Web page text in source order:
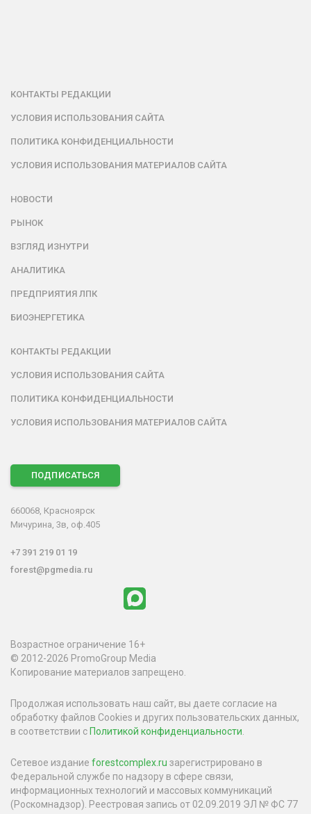
КОНТАКТЫ РЕДАКЦИИ
УСЛОВИЯ ИСПОЛЬЗОВАНИЯ САЙТА
ПОЛИТИКА КОНФИДЕНЦИАЛЬНОСТИ
УСЛОВИЯ ИСПОЛЬЗОВАНИЯ МАТЕРИАЛОВ САЙТА
НОВОСТИ
РЫНОК
ВЗГЛЯД ИЗНУТРИ
АНАЛИТИКА
ПРЕДПРИЯТИЯ ЛПК
БИОЭНЕРГЕТИКА
КОНТАКТЫ РЕДАКЦИИ
УСЛОВИЯ ИСПОЛЬЗОВАНИЯ САЙТА
ПОЛИТИКА КОНФИДЕНЦИАЛЬНОСТИ
УСЛОВИЯ ИСПОЛЬЗОВАНИЯ МАТЕРИАЛОВ САЙТА
ПОДПИСАТЬСЯ
660068, Красноярск
Мичурина, 3в, оф.405
+7 391 219 01 19
forest@pgmedia.ru
Возрастное ограничение 16+
© 2012-2026 PromoGroup Media
Копирование материалов запрещено.
Продолжая использовать наш сайт, вы даете согласие на
обработку файлов Cookies и других пользовательских данных,
в соответствии сПолитикой конфиденциальности
Сетевое издание forestcomplex.ru зарегистрировано в
Федеральной службе по надзору в сфере связи,
информационных технологий и массовых коммуникаций
(Роскомнадзор). Реестровая запись от 02.09.2019 ЭЛ № ФС 77